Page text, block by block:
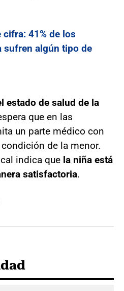
cifra: 41% de los
sufren algún tipo de
estado de salud de la
que en las
un parte médico con
de la menor.
indica que la niña está
satisfactoria.